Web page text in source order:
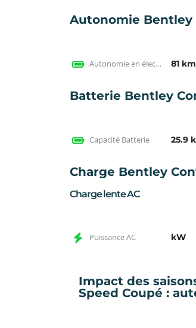
Autonomie Bentley
Autonomie en électrique WLTP 81 km
Batterie Bentley
Capacité Batterie 25.9
Charge Bentley
Charge lente AC
Puissance AC kW
Impact des
Speed Coupé :